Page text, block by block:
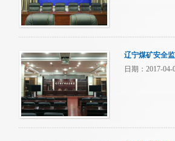
辽宁煤矿安全
日期：2017-04-